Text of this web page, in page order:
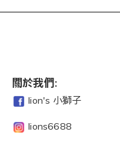
關於我們:
lion's 小獅子
lions6688